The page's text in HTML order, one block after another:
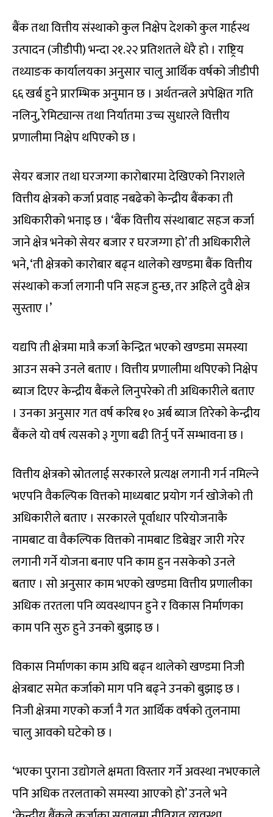
बैंक तथा वित्तीय संस्थाको कुल निक्षेप देशको कुल गार्हस्थ
उत्पादन (जीडीपी) भन्दा २१.२२ प्रतिशतले धेरै हो । राष्ट्रिय
तथ्याङक कार्यालयका अनुसार चालु आर्थिक वर्षको जीडीपी
६६ खर्ब हुने प्रारम्भिक अनुमान छ । अर्थतन्त्रले अपेक्षित गति
नलिनु, रेमिट्यान्स तथा निर्यातमा उच्च सुधारले वित्तीय
प्रणालीमा निक्षेप थपिएको छ ।
सेयर बजार तथा घरजग्गा कारोबारमा देखिएको निराशले
वित्तीय क्षेत्रको कर्जा प्रवाह नबढेको केन्द्रीय बैंकका ती
अधिकारीको भनाइ छ । ‘बैंक वित्तीय संस्थाबाट सहज कर्जा
जाने क्षेत्र भनेको सेयर बजार र घरजग्गा हो’ ती अधिकारीले
भने, ‘ती क्षेत्रको कारोबार बढ्न थालेको खण्डमा बैंक वित्तीय
संस्थाको कर्जा लगानी पनि सहज हुन्छ, तर अहिले दुवै क्षेत्र
सुस्ताए ।’
यद्यपि ती क्षेत्रमा मात्रै कर्जा केन्द्रित भएको खण्डमा समस्या
आउन सक्ने उनले बताए । वित्तीय प्रणालीमा थपिएको निक्षेप
ब्याज दिएर केन्द्रीय बैंकले लिनुपरेको ती अधिकारीले बताए
। उनका अनुसार गत वर्ष करिब १० अर्ब ब्याज तिरेको केन्द्रीय
बैंकले यो वर्ष त्यसको ३ गुणा बढी तिर्नु पर्ने सम्भावना छ ।
वित्तीय क्षेत्रको स्रोतलाई सरकारले प्रत्यक्ष लगानी गर्न नमिल्ने
भएपनि वैकल्पिक वित्तको माध्यबाट प्रयोग गर्न खोजेको ती
अधिकारीले बताए । सरकारले पूर्वाधार परियोजनाकै
नामबाट वा वैकल्पिक वित्तको नामबाट डिबेञ्चर जारी गरेर
लगानी गर्ने योजना बनाए पनि काम हुन नसकेको उनले
बताए । सो अनुसार काम भएको खण्डमा वित्तीय प्रणालीका
अधिक तरतला पनि व्यवस्थापन हुने र विकास निर्माणका
काम पनि सुरु हुने उनको बुझाइ छ ।
विकास निर्माणका काम अघि बढ्न थालेको खण्डमा निजी
क्षेत्रबाट समेत कर्जाको माग पनि बढ्ने उनको बुझाइ छ ।
निजी क्षेत्रमा गएको कर्जा नै गत आर्थिक वर्षको तुलनामा
चालु आवको घटेको छ ।
‘भएका पुराना उद्योगले क्षमता विस्तार गर्ने अवस्था नभएकाले
पनि अधिक तरलताको समस्या आएको हो’ उनले भने